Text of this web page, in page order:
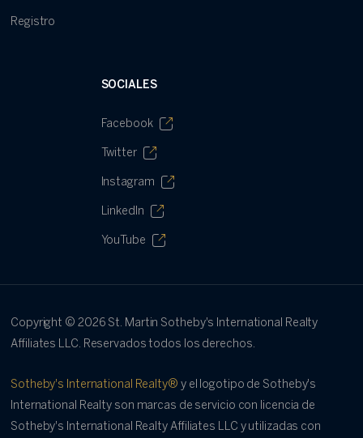
Registro
SOCIALES
Facebook
Twitter
Instagram
LinkedIn
YouTube
Copyright © 2026 St. Martin Sotheby's International Realty
Affiliates LLC. Reservados todos los derechos.
Sotheby's International Realty® y el logotipo de Sotheby's
International Realty son marcas de servicio con licencia de
Sotheby's International Realty Affiliates LLC y utilizadas con